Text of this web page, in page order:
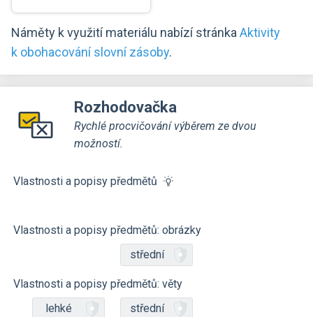
Náměty k využití materiálu nabízí stránkaAktivity
k obohacování slovní zásoby.
Rozhodovačka
Rychlé procvičování výběrem ze dvou
možností.
Vlastnosti a popisy předmětů
Vlastnosti a popisy předmětů: obrázky
střední
Vlastnosti a popisy předmětů: věty
lehké
střední